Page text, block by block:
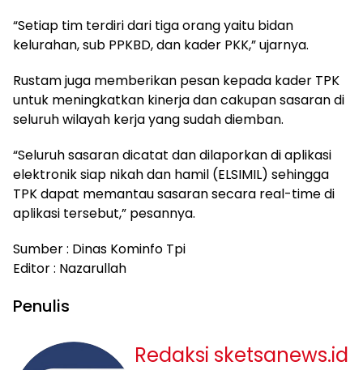
“Setiap tim terdiri dari tiga orang yaitu bidan
kelurahan, sub PPKBD, dan kader PKK,” ujarnya.
Rustam juga memberikan pesan kepada kader TPK
untuk meningkatkan kinerja dan cakupan sasaran di
seluruh wilayah kerja yang sudah diemban.
“Seluruh sasaran dicatat dan dilaporkan di aplikasi
elektronik siap nikah dan hamil (ELSIMIL) sehingga
TPK dapat memantau sasaran secara real-time di
aplikasi tersebut,” pesannya.
Sumber : Dinas Kominfo Tpi
Editor : Nazarullah
Penulis
Redaksi sketsanews.id